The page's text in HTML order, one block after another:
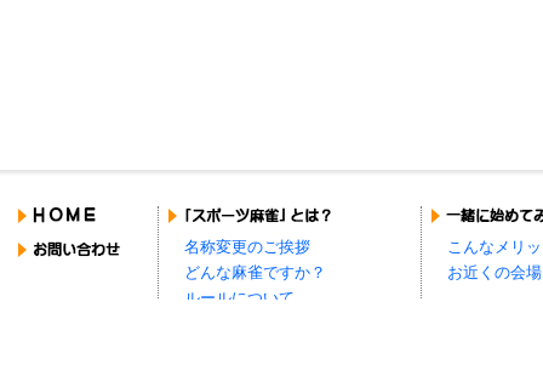
名称変更のご挨拶
どんな麻雀ですか？
ルールについて
こんなメリ
お近くの会